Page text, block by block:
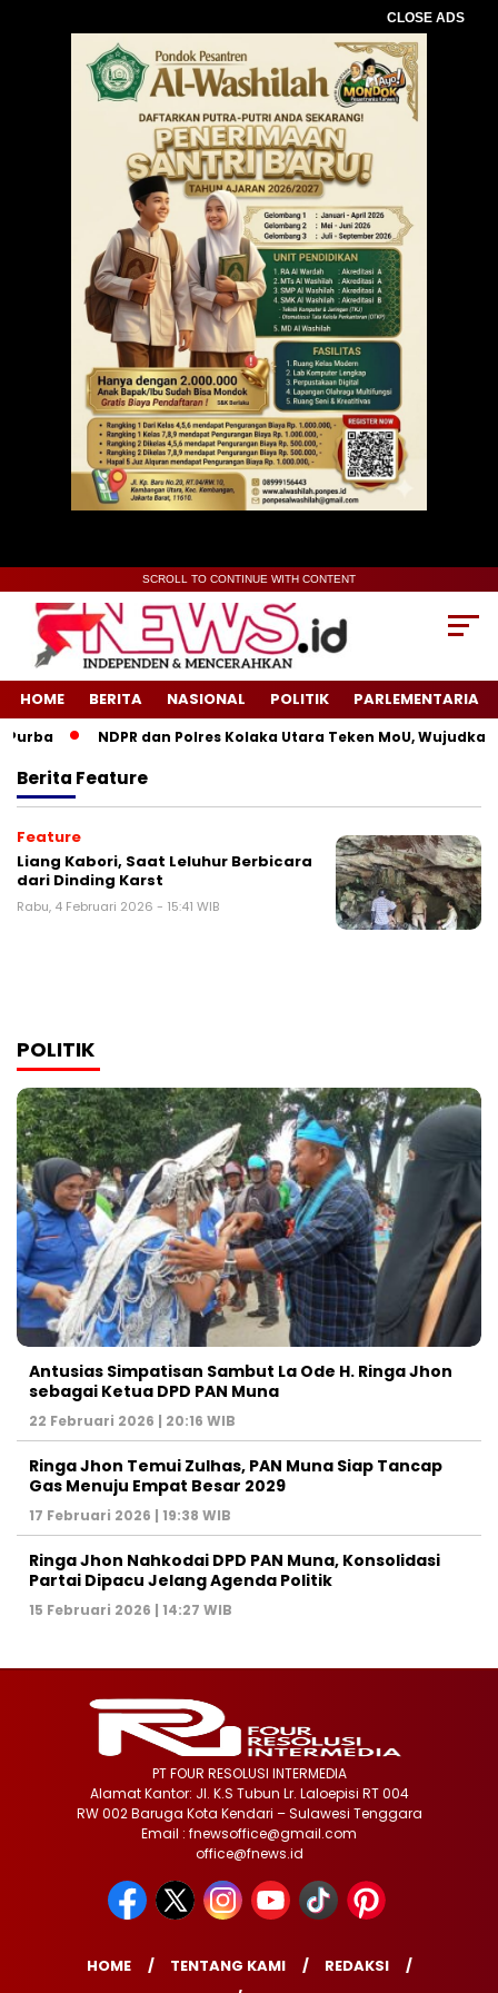
CLOSE ADS
SCROLL TO CONTINUE WITH CONTENT
HOME BERITA NASIONAL POLITIK PARLEMENTARIA
NDPR dan Polres Kolaka Utara Teken MoU,
Berita Feature
Feature
Liang Kabori, Saat Leluhur Berbicara
dari Dinding Karst
Rabu, 4 Februari 2026 - 15:41 WIB
POLITIK
Antusias Simpatisan Sambut La Ode H. Ringa Jhon
sebagai Ketua DPD PAN Muna
22 Februari 2026 | 20:16 WIB
Ringa Jhon Temui Zulhas, PAN Muna Siap Tancap
Gas Menuju Empat Besar 2029
17 Februari 2026 | 19:38 WIB
Ringa Jhon Nahkodai DPD PAN Muna, Konsolidasi
Partai Dipacu Jelang Agenda Politik
15 Februari 2026 | 14:27 WIB
PT FOUR RESOLUSI INTERMEDIA
Alamat Kantor: Jl. K.S Tubun Lr. Laloepisi RT 004
RW 002 Baruga Kota Kendari – Sulawesi Tenggara
Email : fnewsoffice@gmail.com
office@fnews.id
HOME TENTANG KAMI
REDAKSI